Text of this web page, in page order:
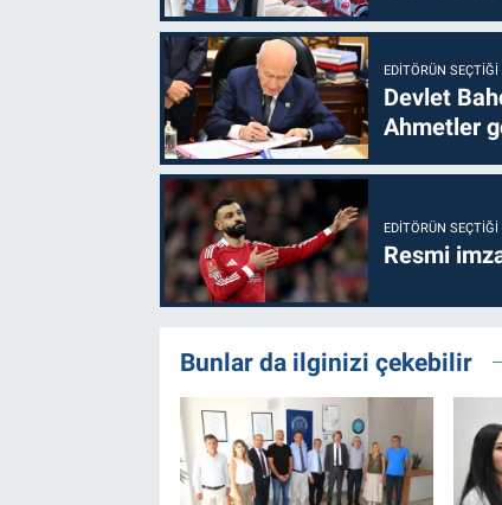
EDITÖRÜN SEÇTIĞI
Devlet
Ahmetler
EDITÖRÜN SEÇTIĞI
Resmi
Bunlar da ilginizi çekebilir